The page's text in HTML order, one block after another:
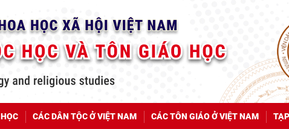
CÁC DÂN TỘC Ở VIỆT NAM CÁC TÔN GIÁO Ở VIỆT NAM